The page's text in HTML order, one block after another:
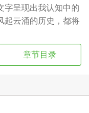
字呈现出我认知中的
起云涌的历史，都将
章节目录